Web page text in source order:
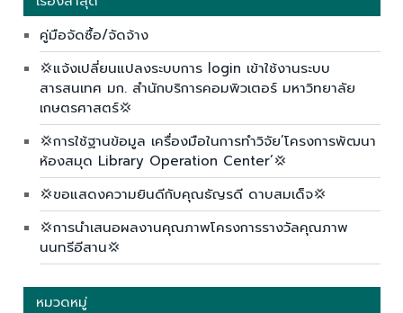
คู่มือจัดซื้อ/จัดจ้าง
💢แจ้งเปลี่ยนแปลงระบบการ login เข้าใช้งานระบบ
สารสนเทศ มก. สำนักบริการคอมพิวเตอร์ มหาวิทยาลัย
เกษตรศาสตร์💢
💢การใช้ฐานข้อมูล เครื่องมือในการทำวิจัย’โครงการพัฒนา
ห้องสมุด Library Operation Center’💢
💢ขอแสดงความยินดีกับคุณธัญรดี ดาบสมเด็จ💢
💢การนำเสนอผลงานคุณภาพโครงการรางวัลคุณภาพ
นนทรีอีสาน💢
หมวดหมู่